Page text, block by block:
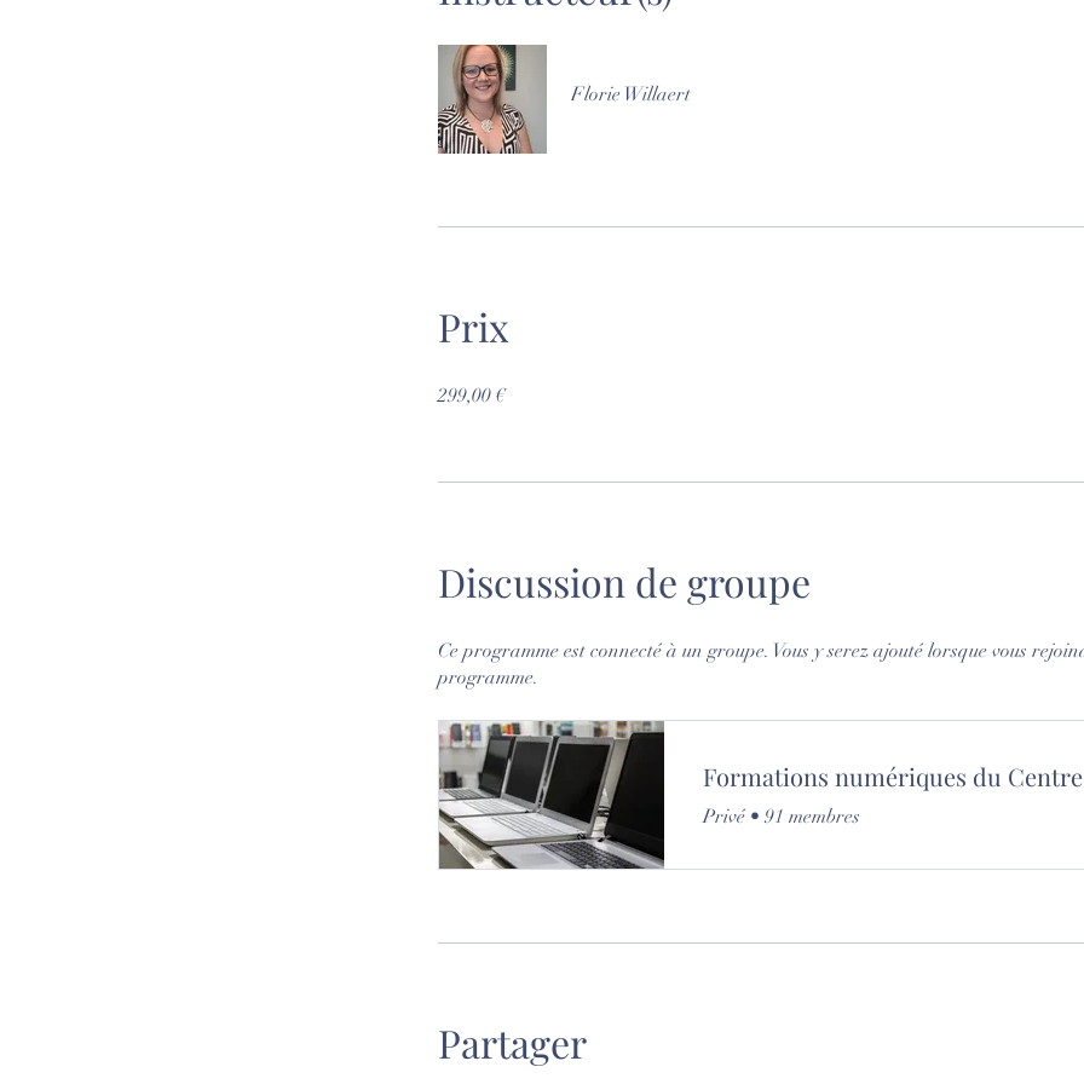
Florie Willaert
Prix
299,00 €
Discussion de groupe
Ce programme est connecté à un groupe. Vous y serez ajouté lorsque vous
programme.
Privé • 91 membres
Partager